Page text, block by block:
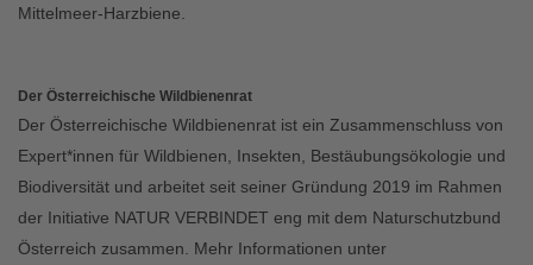
Mittelmeer-Harzbiene.
Der Österreichische Wildbienenrat
Der Österreichische Wildbienenrat ist ein Zusammenschluss von
Expert*innen für Wildbienen, Insekten, Bestäubungsökologie und
Biodiversität und arbeitet seit seiner Gründung 2019 im Rahmen
der Initiative NATUR VERBINDET eng mit dem Naturschutzbund
Österreich zusammen. Mehr Informationen unter